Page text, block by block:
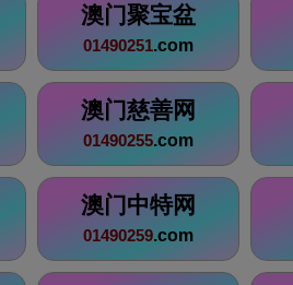
澳门聚宝盆
01490251.com
澳门慈善网
01490255.com
澳门中特网
01490259.com